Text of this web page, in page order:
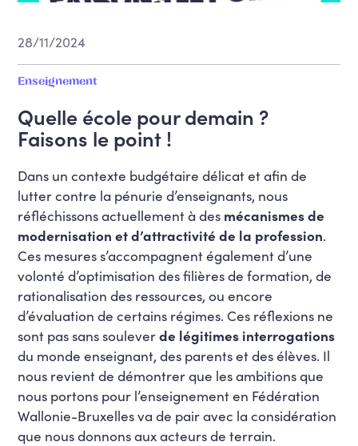
28/11/2024
Enseignement
Quelle école pour demain ?
Faisons le point !
Dans un contexte budgétaire délicat et afin de
lutter contre la pénurie d’enseignants, nous
réfléchissons actuellement à des mécanismes de
modernisation et d’attractivité de la profession.
Ces mesures s’accompagnent également d’une
volonté d’optimisation des filières de formation, de
rationalisation des ressources, ou encore
d’évaluation de certains régimes. Ces réflexions ne
sont pas sans souleverde légitimes interrogations
du monde enseignant, des parents et des élèves. Il
nous revient de démontrer que les ambitions que
nous portons pour l’enseignement en Fédération
Wallonie-Bruxelles va de pair avec la considération
que nous donnons aux acteurs de terrain.